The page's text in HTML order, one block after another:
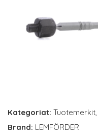
Kategoriat: Tuotemerkit
Brand: LEMFÖRDER